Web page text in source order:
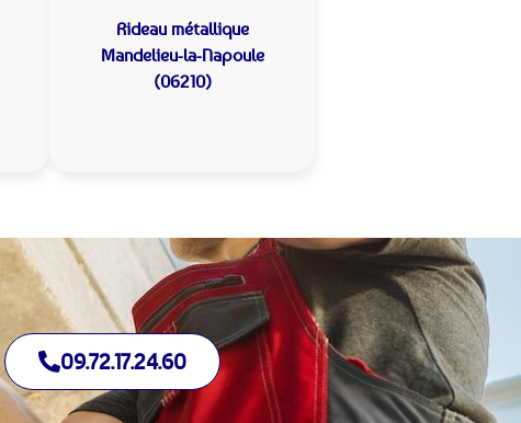
Rideau métallique
Mandelieu-la-Napoule
(06210)
09.72.17.24.60